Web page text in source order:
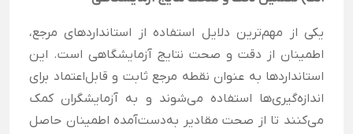
یکی از مهم‌ترین دلایل استفاده از استانداردهای مرجع،
اطمینان از دقت و صحت نتایج آزمایشگاهی است. این
استانداردها به عنوان نقطه مرجع ثابت و قابل‌اعتماد برای
اندازه‌گیری‌ها استفاده می‌شوند و به آزمایشگران کمک
می‌کنند تا از صحت مقادیر به‌دست‌آمده اطمینان حاصل